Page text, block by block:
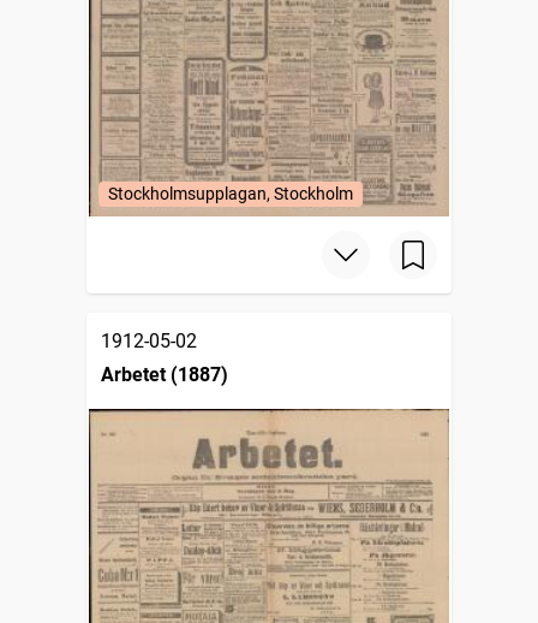
Stockholmsupplagan, Stockholm
1912-05-02
Arbetet (1887)